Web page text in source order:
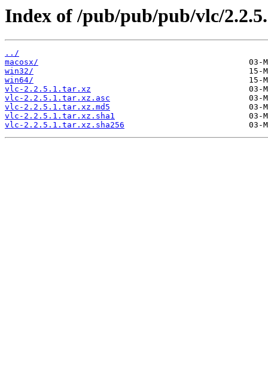
Index of /pub/pub/pub/vlc/
../
macosx/
win32/
win64/
vlc-2.2.5.1.tar.xz
vlc-2.2.5.1.tar.xz.asc
vlc-2.2.5.1.tar.xz.md5
vlc-2.2.5.1.tar.xz.sha1
vlc-2.2.5.1.tar.xz.sha256